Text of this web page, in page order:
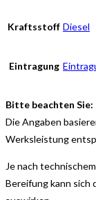
Kraftsstoff Diesel
Eintragung
Bitte beachten Sie:
Die Angaben
Werksleistung
Je nach
Bereifung kann sich